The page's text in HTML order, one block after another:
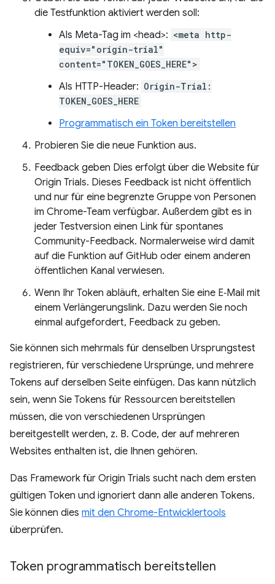
die Testfunktion aktiviert werden soll:
Als Meta-Tag im <head>: <meta http-
equiv="origin-trial"
content="TOKEN_GOES_HERE">
Als HTTP-Header: Origin-Trial:
TOKEN_GOES_HERE
Programmatisch ein Token bereitstellen
Probieren Sie die neue Funktion aus.
Feedback geben Dies erfolgt über die Website für
Origin Trials. Dieses Feedback ist nicht öffentlich
und nur für eine begrenzte Gruppe von Personen
im Chrome-Team verfügbar. Außerdem gibt es in
jeder Testversion einen Link für spontanes
Community-Feedback. Normalerweise wird damit
auf die Funktion auf GitHub oder einem anderen
öffentlichen Kanal verwiesen.
Wenn Ihr Token abläuft, erhalten Sie eine E‑Mail mit
einem Verlängerungslink. Dazu werden Sie noch
einmal aufgefordert, Feedback zu geben.
Sie können sich mehrmals für denselben Ursprungstest
registrieren, für verschiedene Ursprünge, und mehrere
Tokens auf derselben Seite einfügen. Das kann nützlich
sein, wenn Sie Tokens für Ressourcen bereitstellen
müssen, die von verschiedenen Ursprüngen
bereitgestellt werden, z. B. Code, der auf mehreren
Websites enthalten ist, die Ihnen gehören.
Das Framework für Origin Trials sucht nach dem ersten
gültigen Token und ignoriert dann alle anderen Tokens.
Sie können dies mit den Chrome-Entwicklertools
überprüfen.
Token programmatisch bereitstellen